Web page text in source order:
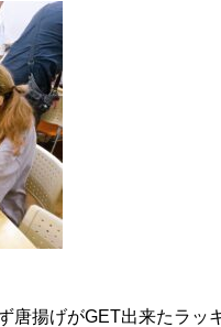
唐揚げがGET出来たラッ